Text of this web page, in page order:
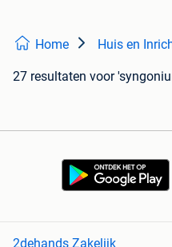
Home Huis en
27 resultaten voor
2dehands Zakelijk